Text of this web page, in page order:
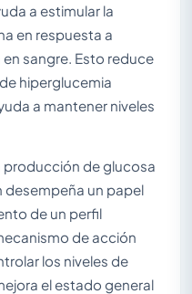
a estimular la
en respuesta a
sangre. Esto reduce
hiperglucemia
a mantener niveles
producción de glucosa
desempeña un papel
de un perfil
de acción
los niveles de
el estado general